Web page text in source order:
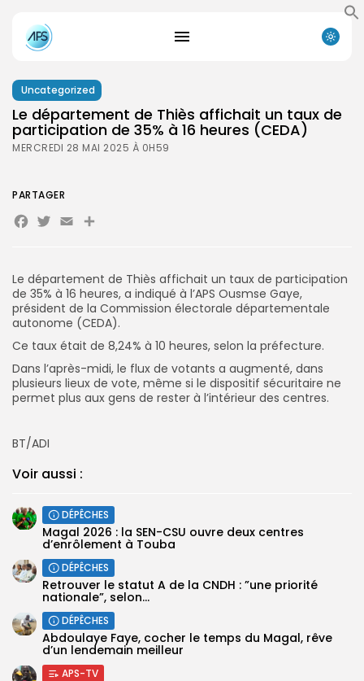
Search
for:
Search
Button
Uncategorized
Le département de Thiès affichait un taux de
participation de 35% à 16 heures (CEDA)
MERCREDI 28 MAI 2025 À 0H59
Le département de Thiès affichait un taux de participation
de 35% à 16 heures, a indiqué à l’APS Ousmse Gaye,
président de la Commission électorale départementale
autonome (CEDA).
Ce taux était de 8,24% à 10 heures, selon la préfecture.
Dans l’après-midi, le flux de votants a augmenté, dans
plusieurs lieux de vote, même si le dispositif sécuritaire ne
permet plus aux gens de rester à l’intérieur des centres.
BT/ADI
Voir aussi :
DÉPÊCHES
Magal 2026 : la SEN-CSU ouvre deux centres
d’enrôlement à Touba
DÉPÊCHES
Retrouver le statut A de la CNDH : ”une priorité
nationale”, selon...
DÉPÊCHES
Abdoulaye Faye, cocher le temps du Magal, rêve
d’un lendemain meilleur
APS-TV
PARTAGER
Facebook
Twitter
EmailPartager